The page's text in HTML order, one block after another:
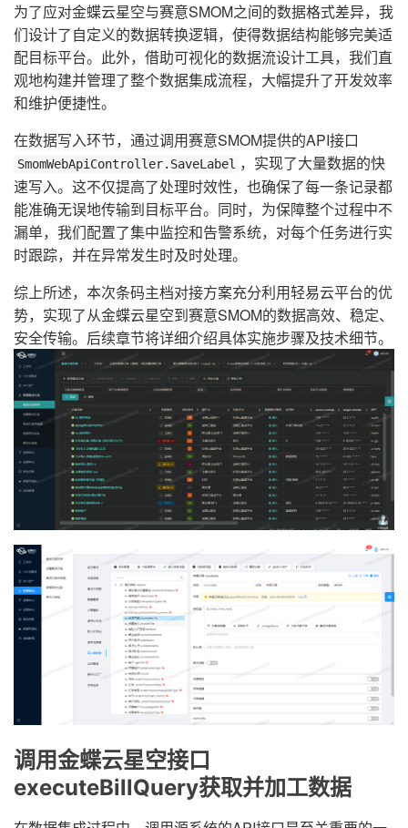
为了应对金蝶云星空与赛意SMOM之间的数据格式差异，我
们设计了自定义的数据转换逻辑，使得数据结构能够完美适
配目标平台。此外，借助可视化的数据流设计工具，我们直
观地构建并管理了整个数据集成流程，大幅提升了开发效率
和维护便捷性。
在数据写入环节，通过调用赛意SMOM提供的API接口
SmomWebApiController.SaveLabel ，实现了大量数据的快
速写入。这不仅提高了处理时效性，也确保了每一条记录都
能准确无误地传输到目标平台。同时，为保障整个过程中不
漏单，我们配置了集中监控和告警系统，对每个任务进行实
时跟踪，并在异常发生时及时处理。
综上所述，本次条码主档对接方案充分利用轻易云平台的优
势，实现了从金蝶云星空到赛意SMOM的数据高效、稳定、
安全传输。后续章节将详细介绍具体实施步骤及技术细节。
调用金蝶云星空接口
executeBillQuery获取并加工数据